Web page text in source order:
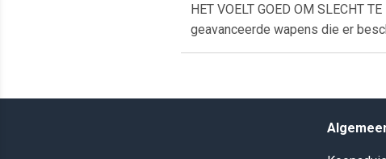
HET VOELT GOED OM SLECHT
geavanceerde wapens die er